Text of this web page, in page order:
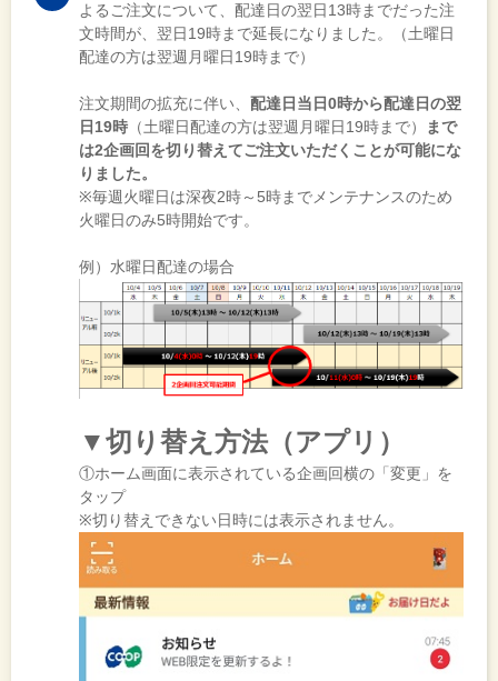
よるご注文について、配達日の翌日13時までだった注
文時間が、翌日19時まで延長になりました。（土曜日
配達の方は翌週月曜日19時まで）
注文期間の拡充に伴い、 配達日当日0時から配達日の翌
日19時 （土曜日配達の方は翌週月曜日19時まで）
まで
は2企画回を切り替えてご注文いただくことが可能にな
りました。
※毎週火曜日は深夜2時～5時までメンテナンスのため
火曜日のみ5時開始です。
例）水曜日配達の場合
▼切り替え方法（アプリ）
①ホーム画面に表示されている企画回横の「変更」を
タップ
※切り替えできない日時には表示されません。